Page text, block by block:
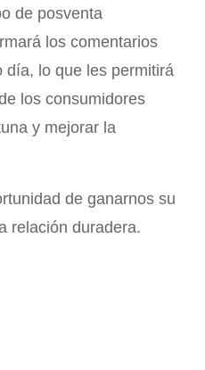
de posventa
los comentarios
día, lo que les permitirá
los consumidores
y mejorar la
de ganarnos su
relación duradera.